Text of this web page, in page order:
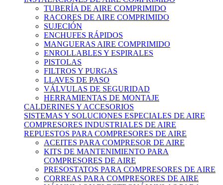
TUBERÍA DE AIRE COMPRIMIDO
RACORES DE AIRE COMPRIMIDO
SUJECIÓN
ENCHUFES RÁPIDOS
MANGUERAS AIRE COMPRIMIDO
ENROLLABLES Y ESPIRALES
PISTOLAS
FILTROS Y PURGAS
LLAVES DE PASO
VÁLVULAS DE SEGURIDAD
HERRAMIENTAS DE MONTAJE
CALDERINES Y ACCESORIOS
SISTEMAS Y SOLUCIONES ESPECIALES DE AIRE
COMPRESORES INDUSTRIALES DE AIRE
REPUESTOS PARA COMPRESORES DE AIRE
ACEITES PARA COMPRESOR DE AIRE
KITS DE MANTENIMIENTO PARA
COMPRESORES DE AIRE
PRESOSTATOS PARA COMPRESORES DE AIRE
CORREAS PARA COMPRESORES DE AIRE